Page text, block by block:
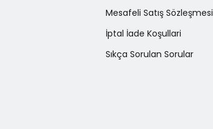
Mesafeli Satış Sözleşmesi
İptal İade Koşullari
Sıkça Sorulan Sorular